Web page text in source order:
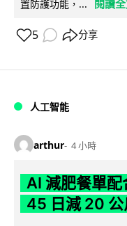
置防護功能，... 閱讀
5 分享
人工智能
arthur 4 小時
AI 減肥餐單
45 日減 20 公